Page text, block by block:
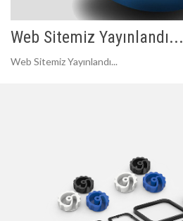
Web Sitemiz Yayınlandı...
Web Sitemiz Yayınlandı...